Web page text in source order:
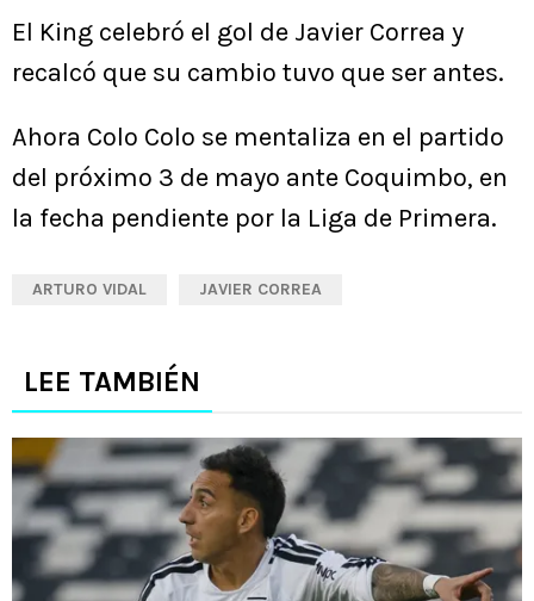
El King celebró el gol de Javier Correa y
recalcó que su cambio tuvo que ser antes.
Ahora Colo Colo se mentaliza en el partido
del próximo 3 de mayo ante Coquimbo, en
la fecha pendiente por la Liga de Primera.
ARTURO VIDAL JAVIER CORREA
LEE TAMBIÉN